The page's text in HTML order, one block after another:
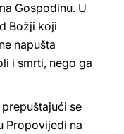
Gospodinu. U
Božji koji
napušta
i smrti, nego ga
se
Propovijedi na